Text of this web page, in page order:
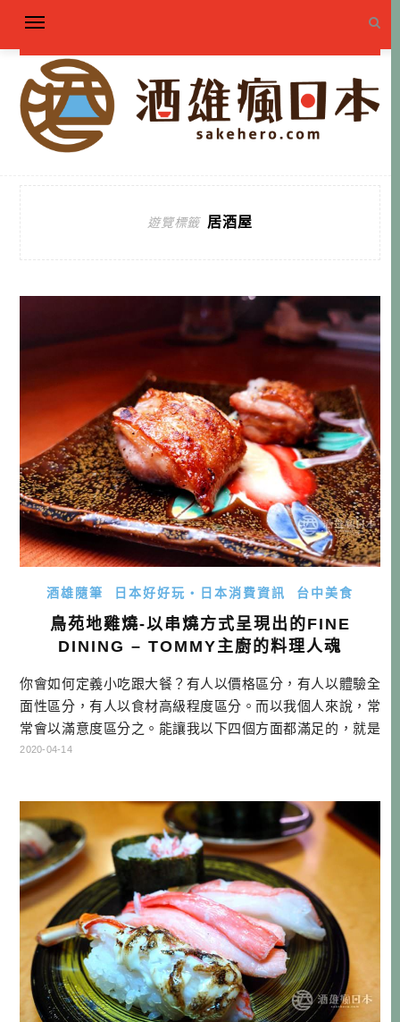
遊覽標籤 居酒屋
酒雄隨筆 日本好好玩・日本消費資訊 台中美食
鳥苑地雞燒-以串燒方式呈現出的FINE
DINING – TOMMY主廚的料理人魂
你會如何定義小吃跟大餐？有人以價格區分，有人以體驗全
面性區分，有人以食材高級程度區分。而以我個人來說，常
常會以滿意度區分之。能讓我以下四個方面都滿足的，就是
最棒的一餐。一、食物美味。二、服務細緻。三、用餐氛
話：04-2326 2080 地址：台中市忠明南路48號 營業時間：18:
00~23: […]…
2020-04-14